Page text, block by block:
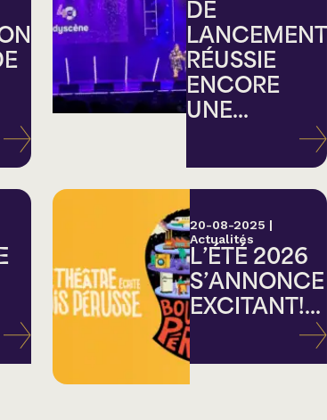
DE
LANCEMENT
RÉUSSIE
ENCORE
UNE...
20-08-2025 |
Actualités
L’ÉTÉ 2026
S’ANNONCE
EXCITANT!...